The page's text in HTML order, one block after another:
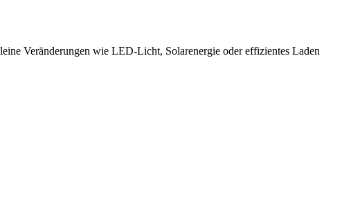
Veränderungen wie LED-Licht, Solarenergie oder effizientes Laden